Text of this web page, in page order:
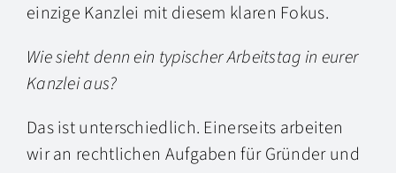
einzige Kanzlei mit diesem klaren Fokus.
Wie sieht denn ein typischer Arbeitstag in eurer
Kanzlei aus?
Das ist unterschiedlich. Einerseits arbeiten
wir an rechtlichen Aufgaben für Gründer und